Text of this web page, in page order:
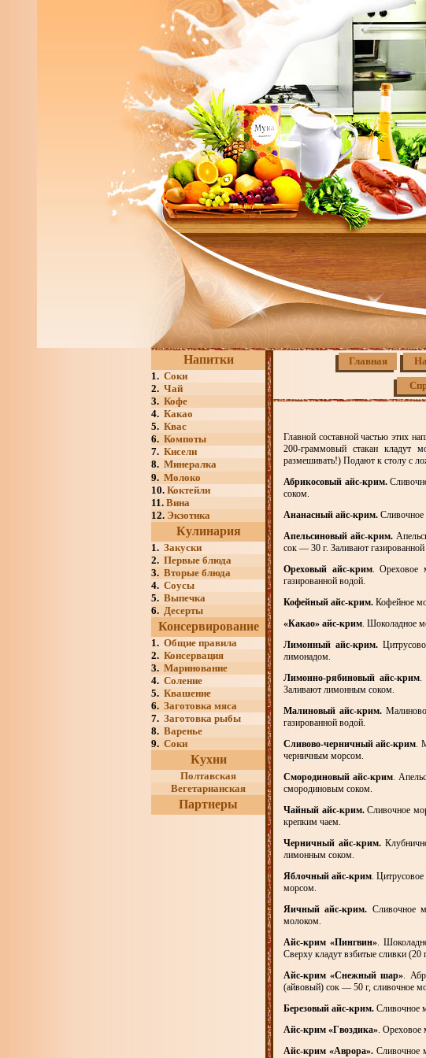
Напитки
1. Соки
2. Чай
3. Кофе
4. Какао
5. Квас
6. Компоты
7. Кисели
8. Минералка
9. Молоко
10. Коктейли
11. Вина
12. Экзотика
Кулинария
1. Закуски
2. Первые блюда
3. Вторые блюда
4. Соусы
5. Выпечка
6. Десерты
Консервирование
1. Общие правила
2. Консервация
3. Маринование
4. Соление
5. Квашение
6. Заготовка мяса
7. Заготовка рыбы
8. Варенье
9. Соки
Кухни
Полтавская
Вегетарианская
Партнеры
Главная
Главной составной частью этих
200-граммовый стакан кладут
размешивать!) Подают к столу с
Абрикосовый айс-крим.
соком.
Ананасный айс-крим.
Апельсиновый айс-крим.
сок — 30 г. Заливают
Ореховый айс-крим. Ореховое
газированной водой.
Кофейный айс-крим. Кофейное
«Какао» айс-крим. Шоколадное
Лимонный айс-крим.
лимонадом.
Лимонно-рябиновый айс-крим.
Заливают лимонным соком.
Малиновый айс-крим.
газированной водой.
Сливово-черничный айс-крим.
черничным морсом.
Смородиновый айс-крим.
смородиновым соком.
Чайный айс-крим.Сливочное
крепким чаем.
Черничный айс-крим.
лимонным соком.
Яблочный айс-крим.
морсом.
Яичный айс-крим. Сливочное
молоком.
Айс-крим «Пингвин».
Сверху кладут взбитые сливки (20
Айс-крим «Снежный шар».
(айвовый) сок — 50 г, сливочное
Березовый айс-крим. Сливочное
Айс-крим «Гвоздика». Ореховое
Айс-крим «Аврора». Сливочное